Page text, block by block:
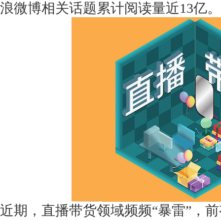
浪微博相关话题累计阅读量近13亿。
近期，直播带货领域频频“暴雷”，